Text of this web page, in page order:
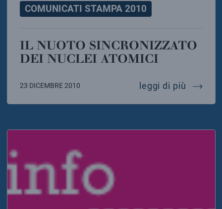
COMUNICATI STAMPA 2010
IL NUOTO SINCRONIZZATO
DEI NUCLEI ATOMICI
23 DICEMBRE 2010 leggi di più il